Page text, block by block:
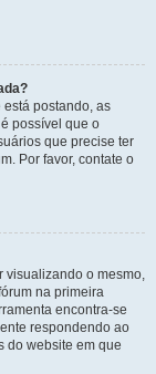
postando, as
possível que o
que precise ter
Por favor, contate o
visualizando o mesmo,
na primeira
encontra-se
respondendo ao
do website em que